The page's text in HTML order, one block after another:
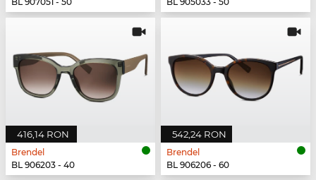
416,14 RON
Brendel
BL 906203 - 40
542,24 RON
Brendel
BL 906206 - 60